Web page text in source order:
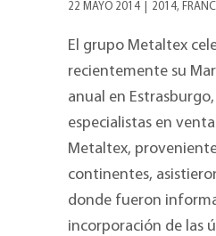
22 MAYO 2014 2014,
El grupo Metaltex
recientemente su
anual en
especialistas en
Metaltex,
continentes,
donde fueron
incorporación de las